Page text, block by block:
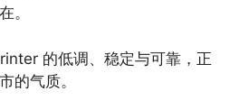
。
的低调、稳定与可靠，正
的气质。